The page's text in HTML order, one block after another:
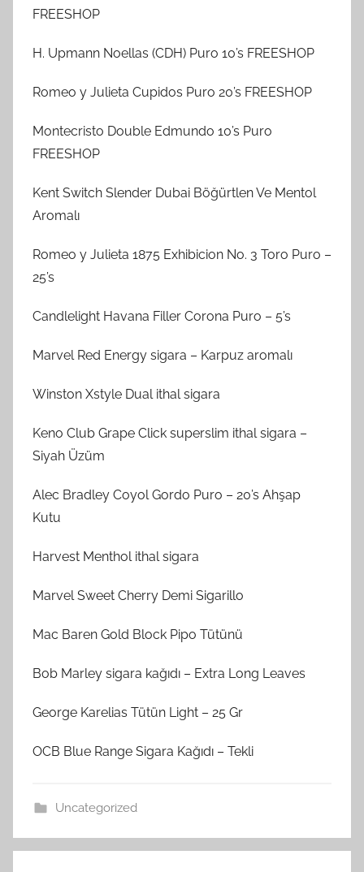
FREESHOP
H. Upmann Noellas (CDH) Puro 10’s FREESHOP
Romeo y Julieta Cupidos Puro 20’s FREESHOP
Montecristo Double Edmundo 10’s Puro
FREESHOP
Kent Switch Slender Dubai Böğürtlen Ve Mentol
Aromalı
Romeo y Julieta 1875 Exhibicion No. 3 Toro Puro –
25’s
Candlelight Havana Filler Corona Puro – 5’s
Marvel Red Energy sigara – Karpuz aromalı
Winston Xstyle Dual ithal sigara
Keno Club Grape Click superslim ithal sigara –
Siyah Üzüm
Alec Bradley Coyol Gordo Puro – 20’s Ahşap
Kutu
Harvest Menthol ithal sigara
Marvel Sweet Cherry Demi Sigarillo
Mac Baren Gold Block Pipo Tütünü
Bob Marley sigara kağıdı – Extra Long Leaves
George Karelias Tütün Light – 25 Gr
OCB Blue Range Sigara Kağıdı – Tekli
Uncategorized